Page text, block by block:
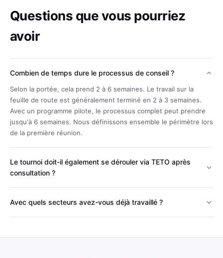
Questions que vous pourriez
avoir
Combien de temps dure le processus de conseil ?
Selon la portée, cela prend 2 à 6 semaines. Le travail sur la
feuille de route est généralement terminé en 2 à 3 semaines.
Avec un programme pilote, le processus complet peut prendre
jusqu'à 6 semaines. Nous définissons ensemble le périmètre lors
de la première réunion.
Le tournoi doit-il également se dérouler via TETO après
consultation ?
de travailler avec un autre partenaire. Cependant, la plupart de
nos clients préfèrent continuer avec TETO grâce à la stratégie et
Avec quels secteurs avez-vous déjà travaillé ?